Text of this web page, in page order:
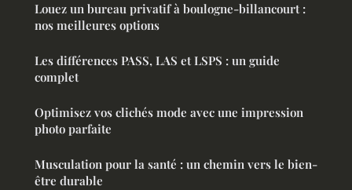
Louez un bureau privatif à boulogne-billancourt :
nos meilleures options
Les différences PASS, LAS et LSPS : un guide
complet
Optimisez vos clichés mode avec une impression
photo parfaite
Musculation pour la santé : un chemin vers le bien-
être durable